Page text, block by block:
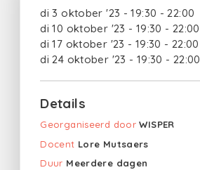
di 3 oktober '23 - 19:30 - 22:00
di 10 oktober '23 - 19:30 - 22:00
di 17 oktober '23 - 19:30 - 22:00
di 24 oktober '23 - 19:30 - 22:00
Details
Georganiseerd door WISPER
Docent Lore Mutsaers
Duur Meerdere dagen